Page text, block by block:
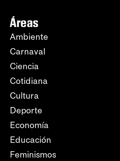
Áreas
Ambiente
Carnaval
Ciencia
Cotidiana
Cultura
Deporte
Economía
Educación
Feminismos